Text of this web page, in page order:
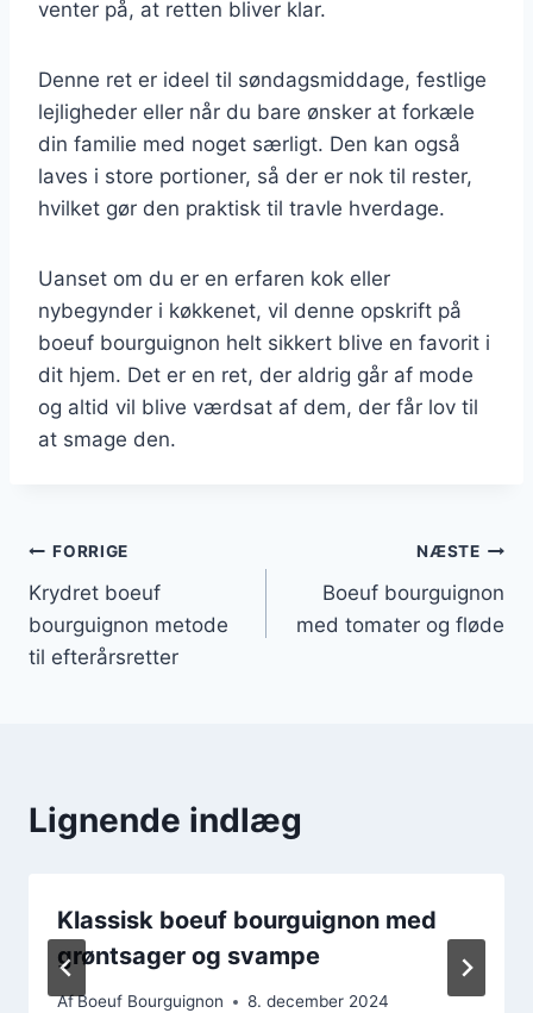
venter på, at retten bliver klar.
Denne ret er ideel til søndagsmiddage, festlige
lejligheder eller når du bare ønsker at forkæle
din familie med noget særligt. Den kan også
laves i store portioner, så der er nok til rester,
hvilket gør den praktisk til travle hverdage.
Uanset om du er en erfaren kok eller
nybegynder i køkkenet, vil denne opskrift på
boeuf bourguignon helt sikkert blive en favorit i
dit hjem. Det er en ret, der aldrig går af mode
og altid vil blive værdsat af dem, der får lov til
at smage den.
Indlægsnavigation
FORRIGE
Krydret boeuf
bourguignon metode
til efterårsretter
NÆSTE
Boeuf bourguignon
med tomater og fløde
Lignende indlæg
Klassisk boeuf bourguignon med
grøntsager og svampe
AfBoeuf Bourguignon 8. december 2024